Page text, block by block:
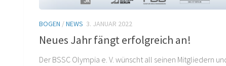
BOGEN /NEWS 3. JANUAR 2022
Neues Jahr fängt erfolgreich an!
Der BSSC Olympia e. V. wünscht all seinen Mitgliedern